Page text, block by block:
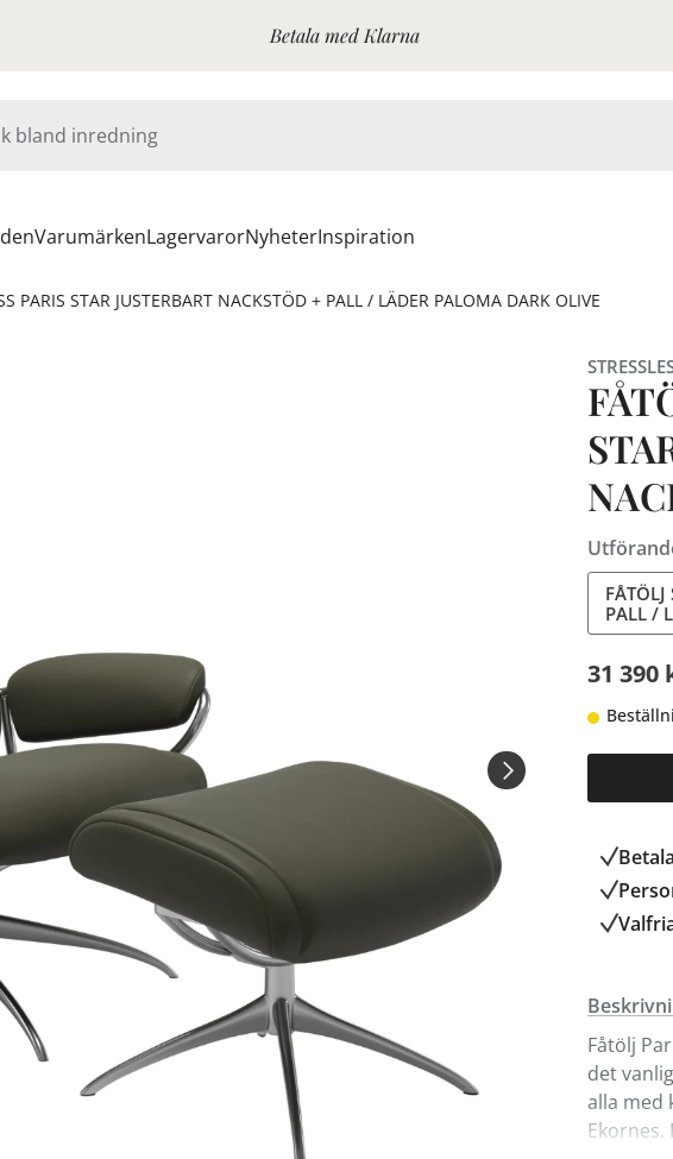
Betala med Klarna
VarumärkenLagervarorNyheterInspiration
PARIS STAR JUSTERBART NACKSTÖD + PALL / LÄDER PALOMA DARK OLIVE
FÅTÖLJ
PALL /
31 390
Fåtölj
det
alla med
Ekornes.